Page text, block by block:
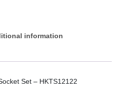
information
Set – HKTS12122